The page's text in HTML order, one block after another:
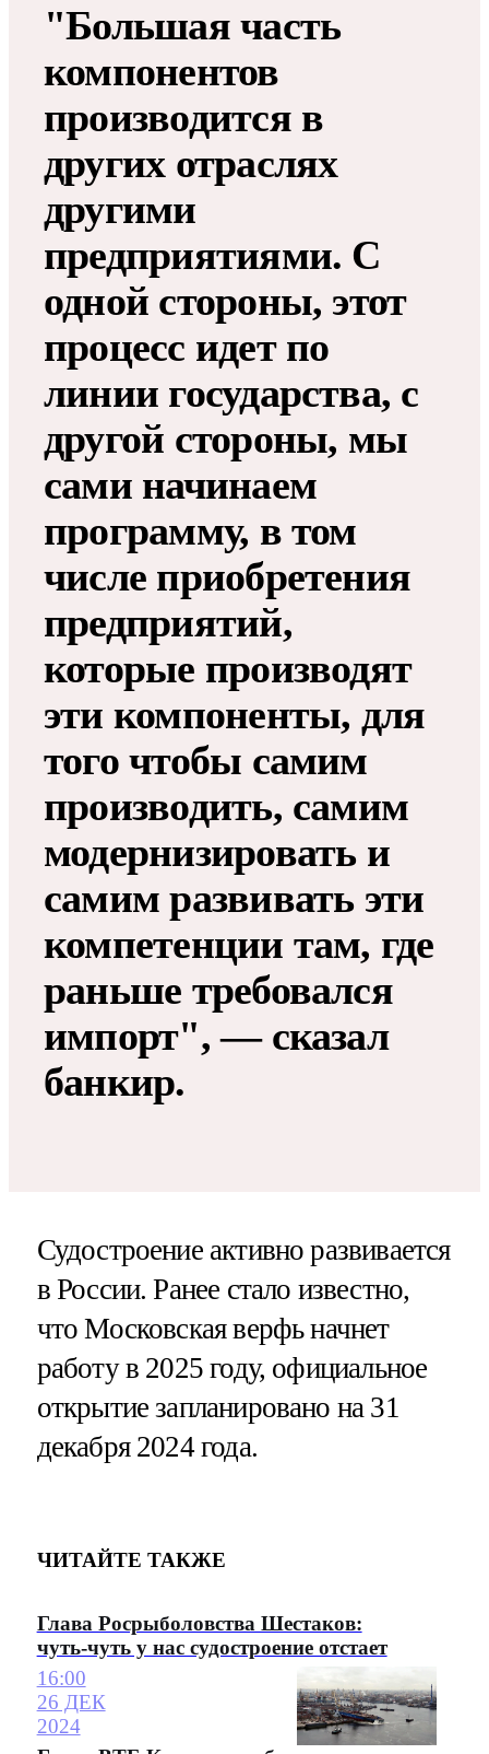
"Большая часть
компонентов
производится в
других отраслях
другими
предприятиями. С
одной стороны, этот
процесс идет по
линии государства, с
другой стороны, мы
сами начинаем
программу, в том
числе приобретения
предприятий,
которые производят
эти компоненты, для
того чтобы самим
производить, самим
модернизировать и
самим развивать эти
компетенции там, где
раньше требовался
импорт", — сказал
банкир.
Судостроение активно развивается
в России. Ранее стало известно,
что Московская верфь начнет
работу в 2025 году, официальное
открытие запланировано на 31
декабря 2024 года.
ЧИТАЙТЕ ТАКЖЕ
Глава Росрыболовства Шестаков:
чуть-чуть у нас судостроение отстает
16:00
26 ДЕК
2024